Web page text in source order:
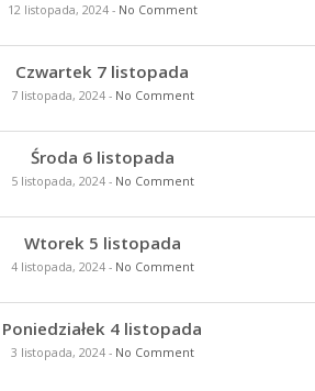
12 listopada, 2024- No Comment
Czwartek 7 listopada
7 listopada, 2024- No Comment
Środa 6 listopada
5 listopada, 2024- No Comment
Wtorek 5 listopada
4 listopada, 2024- No Comment
Poniedziałek 4 listopada
3 listopada, 2024- No Comment